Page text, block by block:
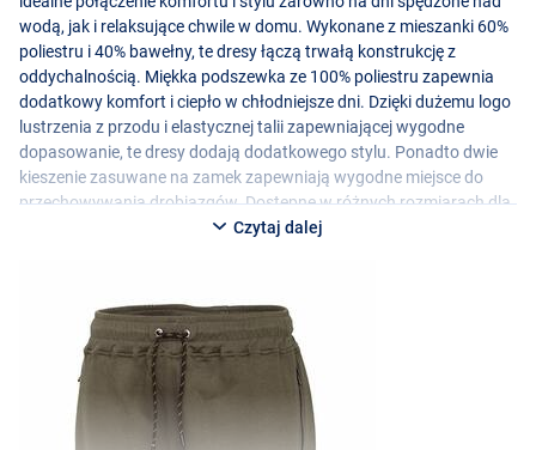
wodą, jak i relaksujące chwile w domu. Wykonane z mieszanki 60%
poliestru i 40% bawełny, te dresy łączą trwałą konstrukcję z
oddychalnością. Miękka podszewka ze 100% poliestru zapewnia
dodatkowy komfort i ciepło w chłodniejsze dni. Dzięki dużemu logo
lustrzenia z przodu i elastycznej talii zapewniającej wygodne
dopasowanie, te dresy dodają dodatkowego stylu. Ponadto dwie
kieszenie zasuwane na zamek zapewniają wygodne miejsce do
przechowywania drobiazgów. Dostępne w różnych rozmiarach dla
Czytaj dalej